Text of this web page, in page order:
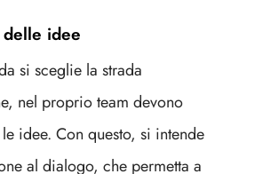
delle idee
si sceglie la strada
nel proprio team devono
idee. Con questo, si intende
al dialogo, che permetta a